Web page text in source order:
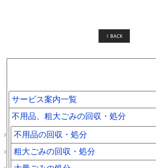
サービス案内一覧
不用品、粗大ごみの回収・処分
不用品の回収・処分
粗大ごみの回収・処分